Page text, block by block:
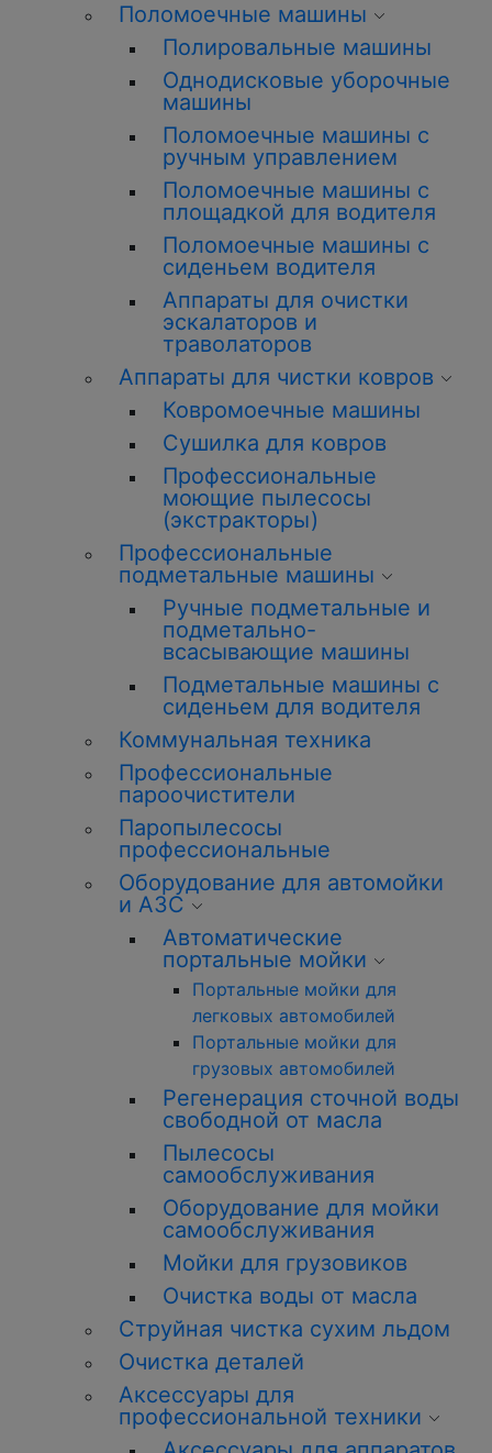
Поломоечные машины
Полировальные машины
Однодисковые уборочные
машины
Поломоечные машины с
ручным управлением
Поломоечные машины с
площадкой для водителя
Поломоечные машины с
сиденьем водителя
Аппараты для очистки
эскалаторов и
траволаторов
Аппараты для чистки ковров
Ковромоечные машины
Сушилка для ковров
Профессиональные
моющие пылесосы
(экстракторы)
Профессиональные
подметальные машины
Ручные подметальные и
подметально-
всасывающие машины
Подметальные машины с
сиденьем для водителя
Коммунальная техника
Профессиональные
пароочистители
Паропылесосы
профессиональные
Оборудование для автомойки
и АЗС
Автоматические
портальные мойки
Портальные мойки для
легковых автомобилей
Портальные мойки для
грузовых автомобилей
Регенерация сточной воды
свободной от масла
Пылесосы
самообслуживания
Оборудование для мойки
самообслуживания
Мойки для грузовиков
Очистка воды от масла
Струйная чистка сухим льдом
Очистка деталей
Аксессуары для
профессиональной техники